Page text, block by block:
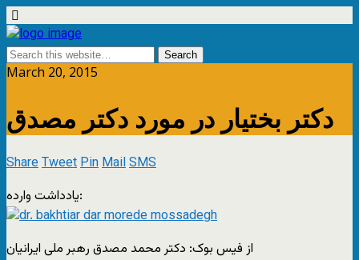
March 20, 2015
دکتر بختیار در مورد دکتر مصدق
ShareTweetPinMailSMS
یادداشت وارده:
از فیس بوک: دکتر محمد مصدق رهبر ملی ایرانیان